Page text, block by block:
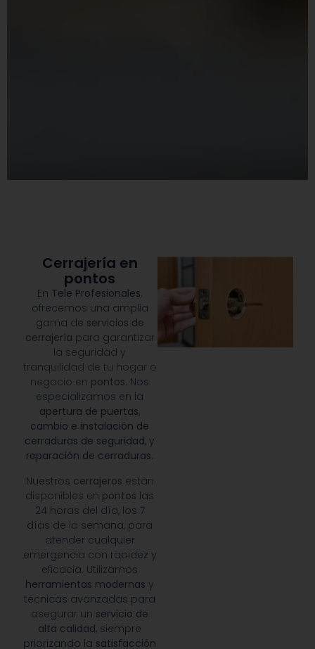
Cerrajería en
pontos
En Tele Profesionales,
ofrecemos una amplia
gama de servicios de
cerrajería para garantizar
la seguridad y
tranquilidad de tu hogar o
negocio en pontos. Nos
especializamos en la
apertura de puertas,
cambio e instalación de
cerraduras de seguridad, y
reparación de cerraduras.
Nuestros cerrajeros están
disponibles en pontos las
24 horas del día, los 7
días de la semana, para
atender cualquier
emergencia con rapidez y
eficacia. Utilizamos
herramientas modernas y
técnicas avanzadas para
asegurar un servicio de
alta calidad, siempre
priorizando la satisfacción